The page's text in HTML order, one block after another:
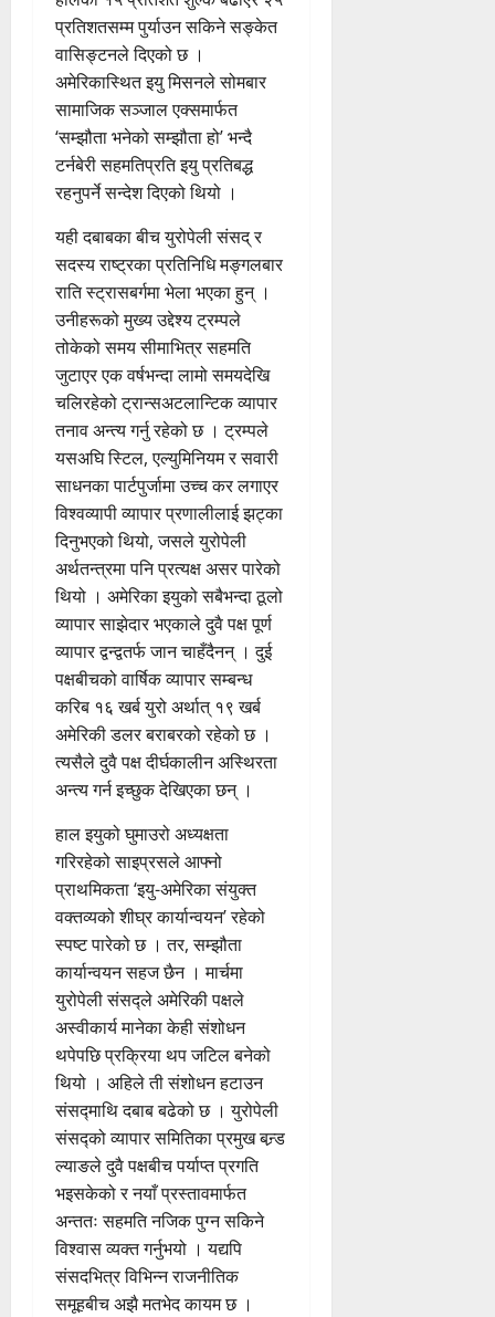
प्रतिशतसम्म पुर्याउन सकिने सङ्केत
वासिङ्टनले दिएको छ ।
अमेरिकास्थित इयु मिसनले सोमबार
सामाजिक सञ्जाल एक्समार्फत
‘सम्झौता भनेको सम्झौता हो’ भन्दै
टर्नबेरी सहमतिप्रति इयु प्रतिबद्ध
रहनुपर्ने सन्देश दिएको थियो ।
यही दबाबका बीच युरोपेली संसद् र
सदस्य राष्ट्रका प्रतिनिधि मङ्गलबार
राति स्ट्रासबर्गमा भेला भएका हुन् ।
उनीहरूको मुख्य उद्देश्य ट्रम्पले
तोकेको समय सीमाभित्र सहमति
जुटाएर एक वर्षभन्दा लामो समयदेखि
चलिरहेको ट्रान्सअटलान्टिक व्यापार
तनाव अन्त्य गर्नु रहेको छ । ट्रम्पले
यसअघि स्टिल, एल्युमिनियम र सवारी
साधनका पार्टपुर्जामा उच्च कर लगाएर
विश्वव्यापी व्यापार प्रणालीलाई झट्का
दिनुभएको थियो, जसले युरोपेली
अर्थतन्त्रमा पनि प्रत्यक्ष असर पारेको
थियो । अमेरिका इयुको सबैभन्दा ठूलो
व्यापार साझेदार भएकाले दुवै पक्ष पूर्ण
व्यापार द्वन्द्वतर्फ जान चाहँदैनन् । दुई
पक्षबीचको वार्षिक व्यापार सम्बन्ध
करिब १६ खर्ब युरो अर्थात् १९ खर्ब
अमेरिकी डलर बराबरको रहेको छ ।
त्यसैले दुवै पक्ष दीर्घकालीन अस्थिरता
अन्त्य गर्न इच्छुक देखिएका छन् ।
हाल इयुको घुमाउरो अध्यक्षता
गरिरहेको साइप्रसले आफ्नो
प्राथमिकता ‘इयु-अमेरिका संयुक्त
वक्तव्यको शीघ्र कार्यान्वयन’ रहेको
स्पष्ट पारेको छ । तर, सम्झौता
कार्यान्वयन सहज छैन । मार्चमा
युरोपेली संसद्ले अमेरिकी पक्षले
अस्वीकार्य मानेका केही संशोधन
थपेपछि प्रक्रिया थप जटिल बनेको
थियो । अहिले ती संशोधन हटाउन
संसद्माथि दबाब बढेको छ । युरोपेली
संसद्को व्यापार समितिका प्रमुख बन्र्ड
ल्याङले दुवै पक्षबीच पर्याप्त प्रगति
भइसकेको र नयाँ प्रस्तावमार्फत
अन्ततः सहमति नजिक पुग्न सकिने
विश्वास व्यक्त गर्नुभयो । यद्यपि
संसदभित्र विभिन्न राजनीतिक
समूहबीच अझै मतभेद कायम छ ।